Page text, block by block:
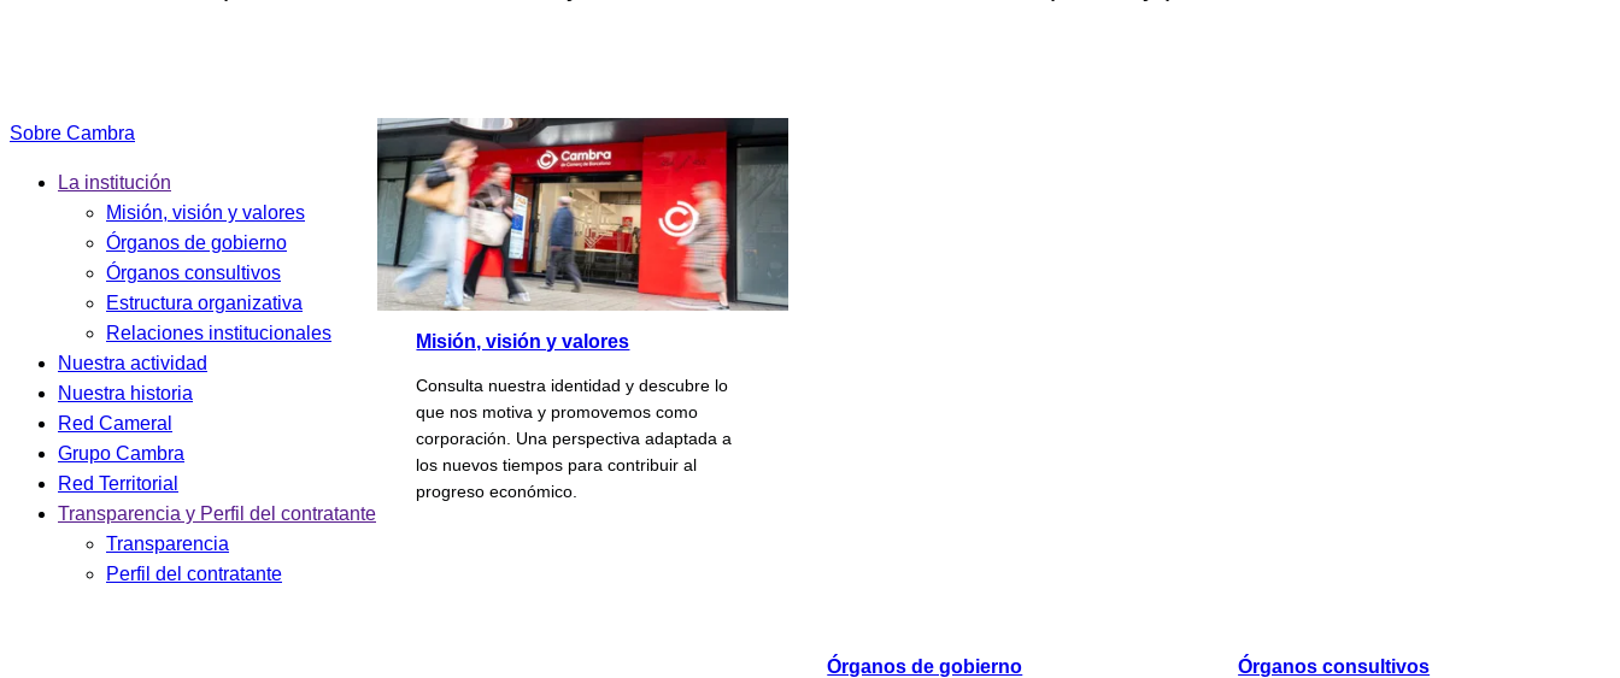
Sobre Cambra
La institución
Misión, visión y valores
Órganos de gobierno
Órganos consultivos
Estructura organizativa
Relaciones institucionales
Nuestra actividad
Nuestra historia
Red Cameral
Grupo Cambra
Red Territorial
Transparencia y Perfil del contratante
Transparencia
Perfil del contratante
Misión, visión y valores
Consulta nuestra identidad y descubre lo
que nos motiva y promovemos como
corporación. Una perspectiva adaptada a
los nuevos tiempos para contribuir al
progreso económico.
Órganos de gobierno Órganos consultivos